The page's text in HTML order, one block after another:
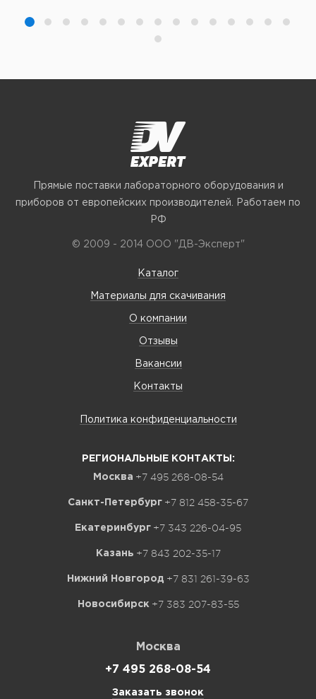
Прямые поставки лабораторного оборудования и
приборов от европейских производителей. Работаем по
РФ
© 2009 - 2014 ООО "ДВ-Эксперт"
Каталог
Материалы для скачивания
О компании
Отзывы
Вакансии
Контакты
Политика конфиденциальности
РЕГИОНАЛЬНЫЕ КОНТАКТЫ:
Москва +7 495 268-08-54
Санкт-Петербург +7 812 458-35-67
Екатеринбург +7 343 226-04-95
Казань +7 843 202-35-17
Нижний Новгород +7 831 261-39-63
Новосибирск +7 383 207-83-55
Москва
+7 495 268-08-54
Заказать звонок